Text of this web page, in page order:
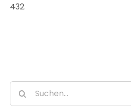
432.
Suche
nach: